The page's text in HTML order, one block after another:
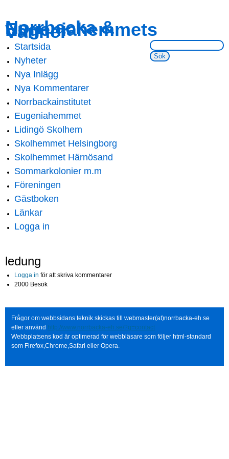
main
content
navigation
Norrbacka &
Eugeniahemmets
Vänner
Sök på webbsidan:
Main menu
Startsida
Nyheter
Nya Inlägg
Nya Kommentarer
Norrbackainstitutet
Eugeniahemmet
Lidingö Skolhem
Skolhemmet Helsingborg
Skolhemmet Härnösand
Sommarkolonier m.m
Föreningen
Gästboken
Länkar
Logga in
ledung
Logga in för att skriva kommentarer
2000 Besök
Frågor om webbsidans teknik skickas till webmaster(at)norrbacka-eh.se
eller använd http://www.norrbacka-eh.se/?q=contact
Webbplatsens kod är optimerad för webbläsare som följer html-standard
som Firefox,Chrome,Safari eller Opera.